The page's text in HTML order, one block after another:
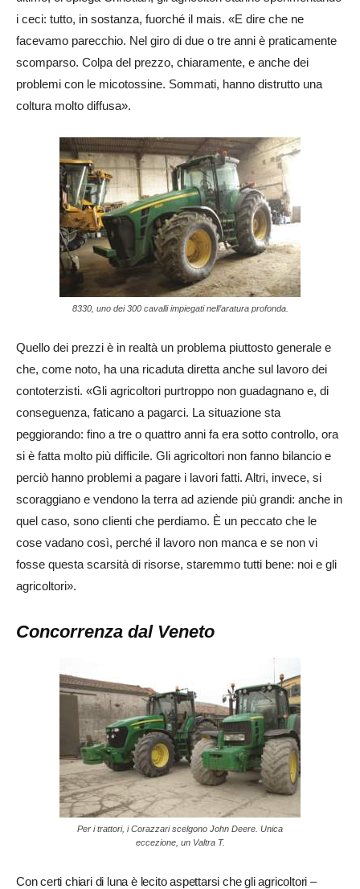
i ceci: tutto, in sostanza, fuorché il mais. «E dire che ne
facevamo parecchio. Nel giro di due o tre anni è praticamente
scomparso. Colpa del prezzo, chiaramente, e anche dei
problemi con le micotossine. Sommati, hanno distrutto una
coltura molto diffusa».
8330, uno dei 300 cavalli impiegati nell’aratura profonda.
Quello dei prezzi è in realtà un problema piuttosto generale e
che, come noto, ha una ricaduta diretta anche sul lavoro dei
contoterzisti. «Gli agricoltori purtroppo non guadagnano e, di
conseguenza, faticano a pagarci. La situazione sta
peggiorando: fino a tre o quattro anni fa era sotto controllo, ora
si è fatta molto più difficile. Gli agricoltori non fanno bilancio e
perciò hanno problemi a pagare i lavori fatti. Altri, invece, si
scoraggiano e vendono la terra ad aziende più grandi: anche in
quel caso, sono clienti che perdiamo. È un peccato che le
cose vadano così, perché il lavoro non manca e se non vi
fosse questa scarsità di risorse, staremmo tutti bene: noi e gli
agricoltori».
Concorrenza dal Veneto
Per i trattori, i Corazzari scelgono John Deere. Unica
eccezione, un Valtra T.
Con certi chiari di luna è lecito aspettarsi che gli agricoltori –